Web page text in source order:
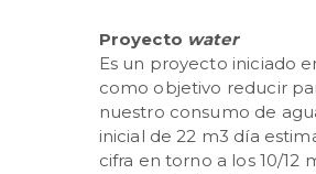
Proyecto water
Es un proyecto iniciado
como objetivo reducir
nuestro consumo de
inicial de 22 m3 día
cifra en torno a los 10/12